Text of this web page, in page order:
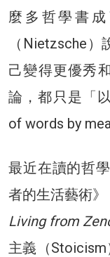
麼多哲學書
（Nietzsche
己變得更優秀
論，都只是「
of words by
最近在讀的哲
者的生活藝術》
Living from
主義（